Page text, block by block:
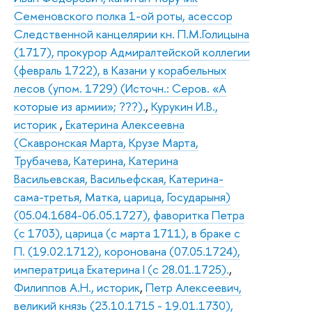
Семеновского полка 1-ой роты, асессор
Следственной канцелярии кн. П.М.Голицына
(1717), прокурор Адмиралтейской коллегии
(февраль 1722), в Казани у корабельных
лесов (упом. 1729) (Источн.: Серов. «А
которые из армии»; ???)., Курукин И.В.,
историк , Екатерина Алексеевна
(Скавронская Марта, Крузе Марта,
Трубачева, Катерина, Катерина
Васильевская, Васильефская, Катерина-
сама-третья, Матка, царица, Государыня)
(05.04.1684-06.05.1727), фаворитка Петра
(с 1703), царица (с марта 1711), в браке с
П. (19.02.1712), коронована (07.05.1724),
императрица Екатерина I (с 28.01.1725).,
Филиппов А.Н., историк, Петр Алексеевич,
великий князь (23.10.1715 - 19.01.1730),